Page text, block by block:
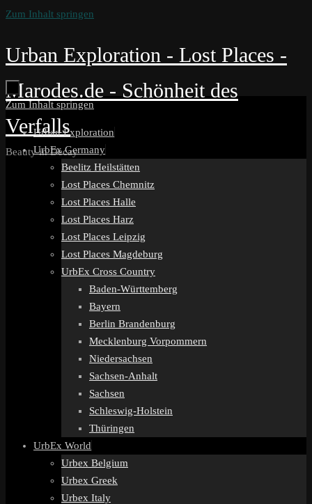
Zum Inhalt springen
Urban Exploration - Lost Places -
Marodes.de - Schönheit des
Verfalls
Beauty in Decay
Zum Inhalt springen
Urban Exploration
UrbEx Germany
Beelitz Heilstätten
Lost Places Chemnitz
Lost Places Halle
Lost Places Harz
Lost Places Leipzig
Lost Places Magdeburg
UrbEx Cross Country
Baden-Württemberg
Bayern
Berlin Brandenburg
Mecklenburg Vorpommern
Niedersachsen
Sachsen-Anhalt
Sachsen
Schleswig-Holstein
Thüringen
UrbEx World
Urbex Belgium
Urbex Greek
Urbex Italy